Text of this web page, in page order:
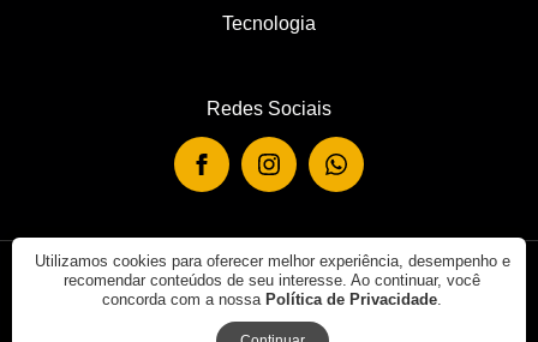
Tecnologia
Redes Sociais
© 2019 - Rei de Casa. Todos os direitos reservados.
Utilizamos cookies para oferecer melhor experiência, desempenho e
recomendar conteúdos de seu interesse. Ao continuar, você
concorda com a nossa Política de Privacidade.